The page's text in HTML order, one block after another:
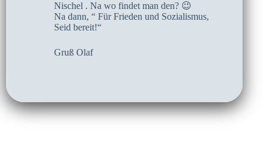
Nischel . Na wo findet man den? 😉
Na dann, “ Für Frieden und Sozialismus,
Seid bereit!“
Gruß Olaf